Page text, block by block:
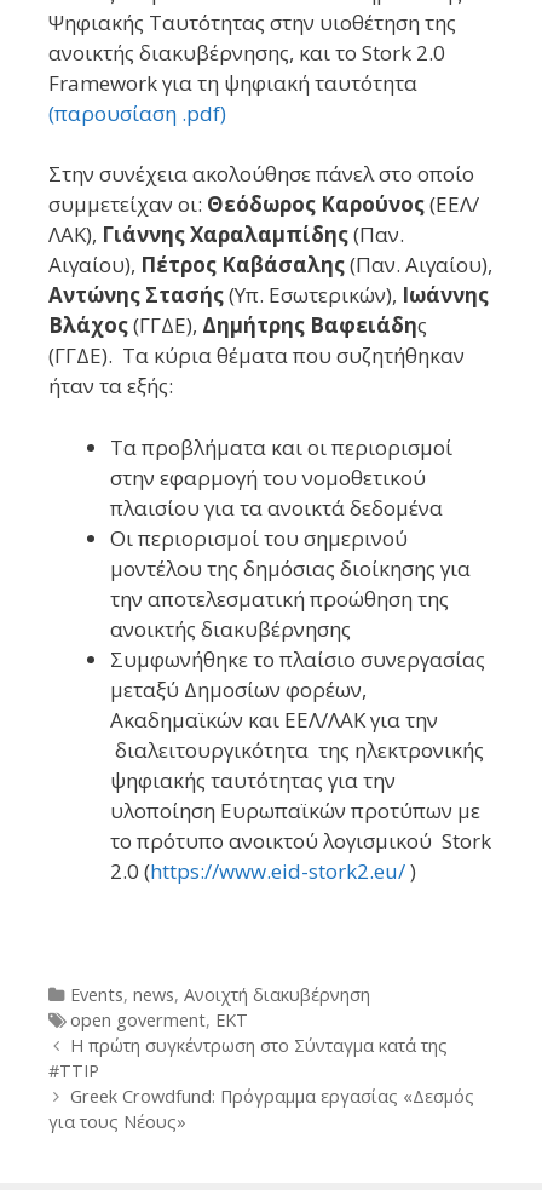
Ψηφιακής Ταυτότητας στην υιοθέτηση της
ανοικτής διακυβέρνησης, και το Stork 2.0
Framework για τη ψηφιακή ταυτότητα
(παρουσίαση .pdf)
Στην συνέχεια ακολούθησε πάνελ στο οποίο
συμμετείχαν οι: Θεόδωρος Καρούνος(ΕΕΛ/
ΛΑΚ), Γιάννης Χαραλαμπίδης(Παν.
Αιγαίου), Πέτρος Καβάσαλης(Παν. Αιγαίου),
Αντώνης Στασής(Υπ. Εσωτερικών), Ιωάννης
Βλάχος(ΓΓΔΕ), Δημήτρης Βαφειάδης
(ΓΓΔΕ). Τα κύρια θέματα που συζητήθηκαν
ήταν τα εξής:
Τα προβλήματα και οι περιορισμοί
στην εφαρμογή του νομοθετικού
πλαισίου για τα ανοικτά δεδομένα
Οι περιορισμοί του σημερινού
μοντέλου της δημόσιας διοίκησης για
την αποτελεσματική προώθηση της
ανοικτής διακυβέρνησης
Συμφωνήθηκε το πλαίσιο συνεργασίας
μεταξύ Δημοσίων φορέων,
Ακαδημαϊκών και ΕΕΛ/ΛΑΚ για την
διαλειτουργικότητα της ηλεκτρονικής
ψηφιακής ταυτότητας για την
υλοποίηση Ευρωπαϊκών προτύπων με
το πρότυπο ανοικτού λογισμικού Stork
2.0 (https://www.eid-stork2.eu/)
Categories
Events, news, Ανοιχτή διακυβέρνηση
Tags
open goverment, ΕΚΤ
Post
navigation
Η πρώτη συγκέντρωση στο Σύνταγμα κατά της
#TTIP
Greek Crowdfund: Πρόγραμμα εργασίας «Δεσμός
για τους Νέους»